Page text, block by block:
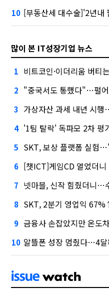
10 [부동산세 대수술]'2년
많이 본 IT성장기업 뉴스
1 비트코인·이더리움 버티
2 "중국서도 통했다"…펄
3 가상자산 과세 내년 시
4 '1팀 탈락' 독파모 2차 평
5 SKT, 보상 플랫폼 실험
6 [챗ICT]게임CD 열었더
7 넷마블, 신작 힘줬더니…
8 SKT, 2분기 영업익
9 금융사 손잡았지만 온도
10 알뜰폰 성장 멈췄다…4달